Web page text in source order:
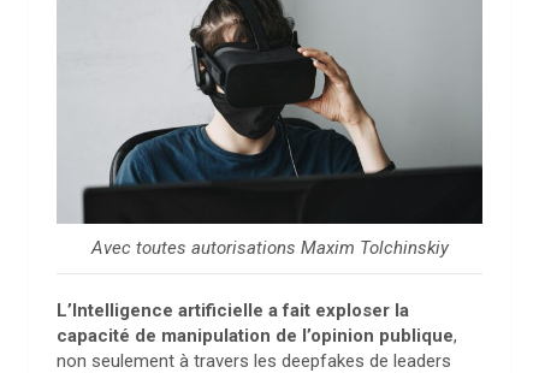
Avec toutes autorisations Maxim Tolchinskiy
L’Intelligence artificielle a fait exploser la
capacité de manipulation de l’opinion publique,
non seulement à travers les deepfakes de leaders